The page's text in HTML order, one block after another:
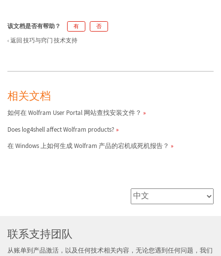
该文档是否有帮助？ 有 否
返回 技巧与窍门 技术支持
相关文档
如何在 Wolfram User Portal 网站查找安装文件？
Does log4shell affect Wolfram products?
在 Windows 上如何生成 Wolfram 产品的宕机或死机报告？
联系支持团队
从账单到产品激活，以及任何技术相关内容，无论您遇到任何问题，我们